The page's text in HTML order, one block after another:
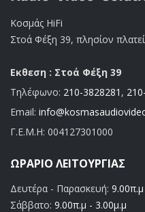
Κοσμάς HiFi
Στοά Φέξη 39, πλησίον
Εκθεση : Στοά Φέξη 39
Τηλέφωνο: 210-3828281 ,
Email:
Γ.Ε.Μ.Η: 004127301000
ΩΡΆΡΙΟ ΛΕΙΤΟΥΡΓΊΑΣ
Δευτέρα - Παρασκευή:
Σάββατο: 9.00π.μ - 3.00μ.μ